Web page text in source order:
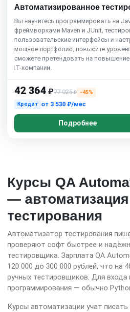
Автоматизиро­ван­ное
Вы научитесь программировать на
фреймворками Maven и JUnit,
пользовательские интерфейсы и
мощное портфолио, повысите
сможете претендовать на повышение
IT-компании.
42 364 ₽77 025₽
−45%
Кредит
от 3 530 ₽/мес
Подробнее
Курсы QA
— автоматизация
тестирования
Автоматизатор тестирования
проверяют софт быстрее и
тестировщика. Зарплата QA
120 000 до 300 000 рублей, что на
ручных тестировщиков. Для
программирования — обычно
Курсы автоматизации учат